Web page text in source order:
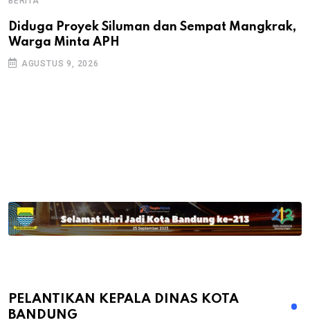
Diduga Proyek Siluman dan Sempat Mangkrak,
Warga Minta APH
AGUSTUS 9, 2026
PELANTIKAN KEPALA DINAS KOTA
BANDUNG